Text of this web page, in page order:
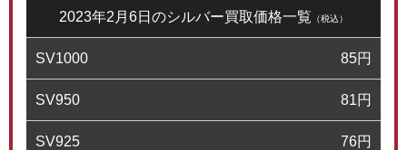
2023年2月6日のシルバー買取価格一覧 （税込）
SV1000 85円
SV950 81円
SV925 76円